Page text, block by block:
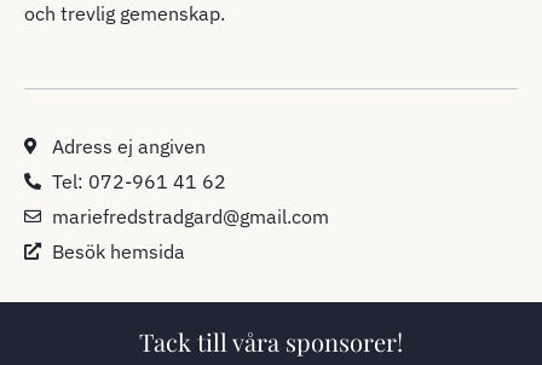
och trevlig gemenskap.
Adress ej angiven
Tel: 072-961 41 62
mariefredstradgard@gmail.com
Besök hemsida
Tack till våra sponsorer!